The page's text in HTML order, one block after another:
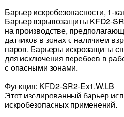
Барьер искробезопасности, 1-
Барьер взрывозащиты KFD2-
на производстве,
датчиков в зонах с наличием
паров. Барьеры искрозащиты
для исключения перебоев в
с опасными зонами.
Функция: KFD2-SR2-Ex1.W.LB
Этот изолированный барьер
искробезопасных применений.